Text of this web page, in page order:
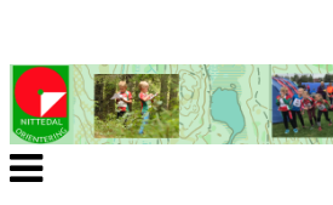
Veksle
navigasjon